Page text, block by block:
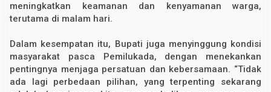
n
g
J
a
n
meningkatkan keamanan dan kenyamanan warga,
terutama di malam hari.
Dalam kesempatan itu, Bupati juga menyinggung kondisi
masyarakat pasca Pemilukada, dengan menekankan
pentingnya menjaga persatuan dan kebersamaan. “Tidak
ada lagi perbedaan pilihan, yang terpenting sekarang